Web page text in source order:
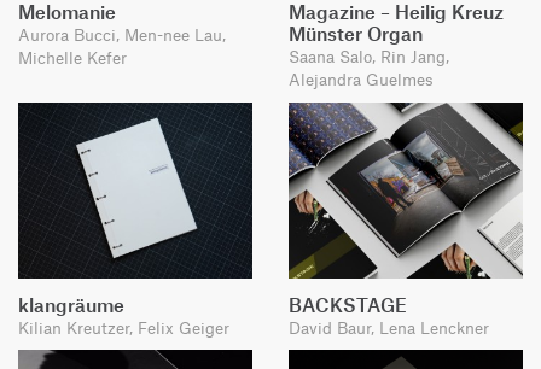
Melomanie
Aurora Bucci, Men-nee Lau,
Michelle Kefer
Magazine – Heilig Kreuz
Münster Organ
Saana Salo, Rin Jang,
Alejandra Guelmes
klangräume
Kilian Kreutzer, Felix Geiger
BACKSTAGE
David Baur, Lena Lenckner